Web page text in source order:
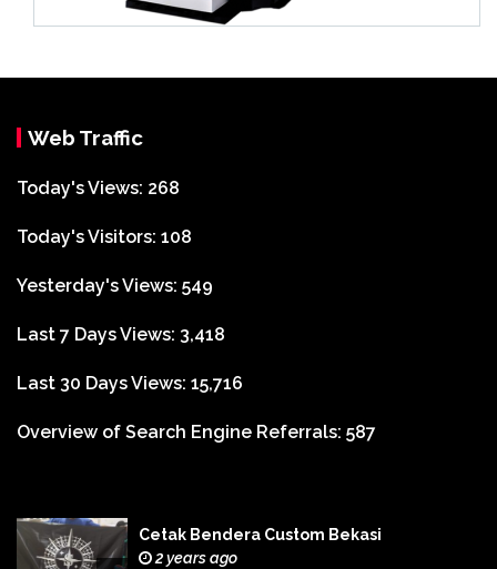
Web Traffic
Today's Views: 268
Today's Visitors: 108
Yesterday's Views: 549
Last 7 Days Views: 3,418
Last 30 Days Views: 15,716
Overview of Search Engine Referrals: 587
Cetak Bendera Custom Bekasi
2 years ago